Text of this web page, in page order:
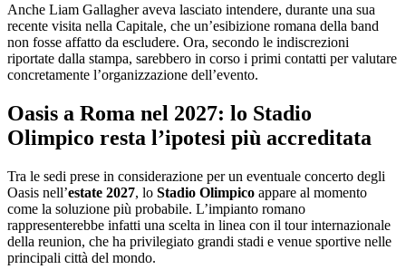
Anche Liam Gallagher aveva lasciato intendere, durante una sua
recente visita nella Capitale, che un’esibizione romana della band
non fosse affatto da escludere. Ora, secondo le indiscrezioni
riportate dalla stampa, sarebbero in corso i primi contatti per valutare
concretamente l’organizzazione dell’evento.
Oasis a Roma nel 2027: lo Stadio
Olimpico resta l’ipotesi più accreditata
Tra le sedi prese in considerazione per un eventuale concerto degli
Oasis nell’estate 2027, lo Stadio Olimpico appare al momento
come la soluzione più probabile. L’impianto romano
rappresenterebbe infatti una scelta in linea con il tour internazionale
della reunion, che ha privilegiato grandi stadi e venue sportive nelle
principali città del mondo.